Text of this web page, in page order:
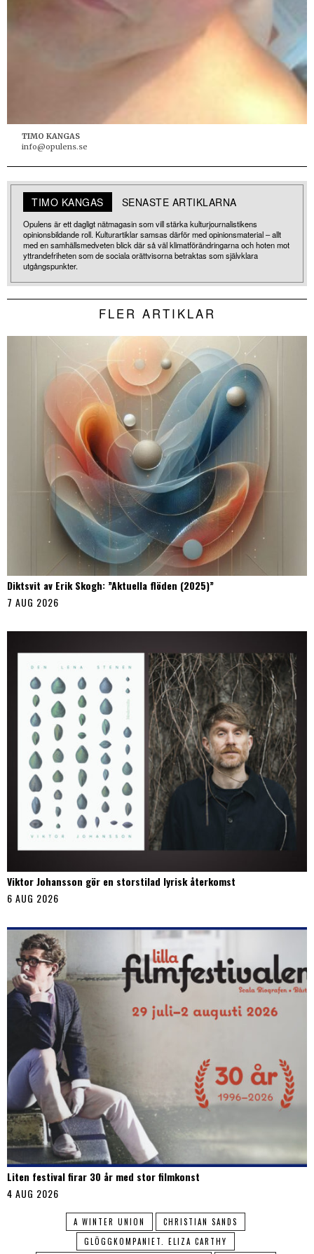
TIMO KANGAS
info@opulens.se
TIMO KANGAS SENASTE ARTIKLARNA
Opulens är ett dagligt nätmagasin som vill stärka kulturjournalistikens
opinionsbildande roll. Kulturartiklar samsas därför med opinionsmaterial – allt
med en samhällsmedveten blick där så väl klimatförändringarna och hoten mot
yttrandefriheten som de sociala orättvisorna betraktas som självklara
utgångspunkter.
FLER ARTIKLAR
Diktsvit av Erik Skogh: ”Aktuella flöden (2025)”
7 AUG 2026
Viktor Johansson gör en storstilad lyrisk återkomst
6 AUG 2026
Liten festival firar 30 år med stor filmkonst
4 AUG 2026
A WINTER UNION
CHRISTIAN SANDS
GLÖGGKOMPANIET. ELIZA CARTHY